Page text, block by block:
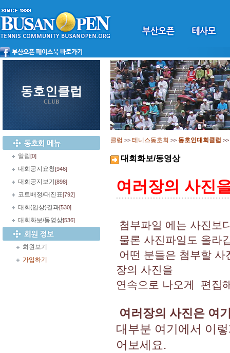
동호인클럽
CLUB
알림[0]
대회공지요청[946]
대회공지보기 [898]
코트배정/대진표[792]
대회(입상)결과[530]
대회화보/동영상[536]
회원보기
가입하기
클럽 >> 테니스동호회 >> 동호인대회클럽 >>
대회화보/동영상
여러장의 사진
첨부파일 에는 사진보
물론 사진파일도 올라
어떤 분들은 첨부할
장의 사진을
연속으로 나오게 편집
여러장의 사진은 여
대부분 여기에서 이
어보세요.